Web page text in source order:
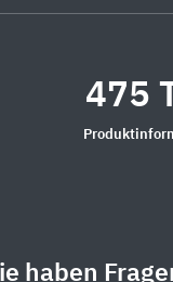
475
haben